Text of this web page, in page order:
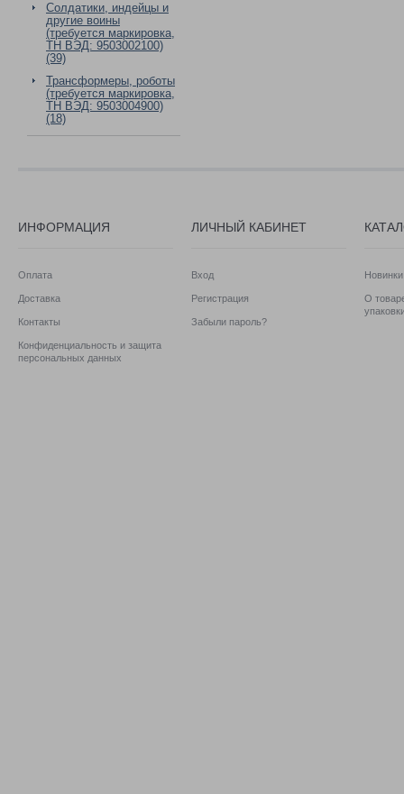
Солдатики, индейцы и
другие воины
(требуется маркировка,
ТН ВЭД: 9503002100)
(39)
Трансформеры, роботы
(требуется маркировка,
ТН ВЭД: 9503004900)
(18)
ИНФОРМАЦИЯ
Оплата
Доставка
Контакты
Конфиденциальность и защита
персональных данных
ЛИЧНЫЙ КАБИНЕТ
Вход
Регистрация
Забыли пароль?
Новинки
О